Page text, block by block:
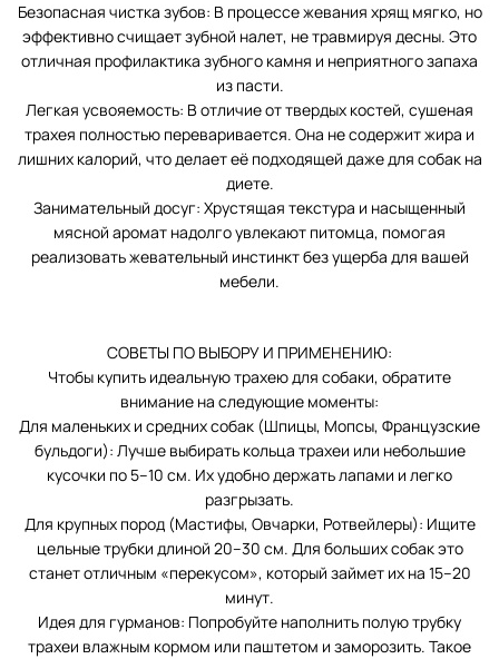
Безопасная чистка зубов: В процессе жевания хрящ мягко, но
эффективно счищает зубной налет, не травмируя десны. Это
отличная профилактика зубного камня и неприятного запаха
из пасти.
Легкая усвояемость: В отличие от твердых костей, сушеная
трахея полностью переваривается. Она не содержит жира и
лишних калорий, что делает её подходящей даже для собак на
диете.
Занимательный досуг: Хрустящая текстура и насыщенный
мясной аромат надолго увлекают питомца, помогая
реализовать жевательный инстинкт без ущерба для вашей
мебели.
СОВЕТЫ ПО ВЫБОРУ И ПРИМЕНЕНИЮ:
Чтобы купить идеальную трахею для собаки, обратите
внимание на следующие моменты:
Для маленьких и средних собак (Шпицы, Мопсы, Французские
бульдоги): Лучше выбирать кольца трахеи или небольшие
кусочки по 5–10 см. Их удобно держать лапами и легко
разгрызать.
Для крупных пород (Мастифы, Овчарки, Ротвейлеры): Ищите
цельные трубки длиной 20–30 см. Для больших собак это
станет отличным «перекусом», который займет их на 15–20
минут.
Идея для гурманов: Попробуйте наполнить полую трубку
трахеи влажным кормом или паштетом и заморозить. Такое